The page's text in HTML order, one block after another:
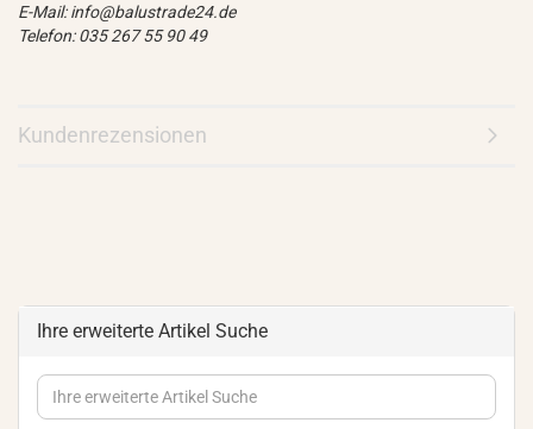
E-Mail: info@balustrade24.de
Telefon: 035 267 55 90 49
Kundenrezensionen
Ihre erweiterte Artikel Suche
Ihre
erweiterte